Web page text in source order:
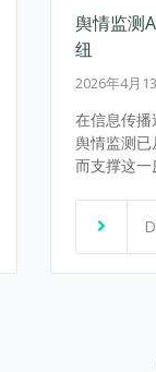
舆情监测
纽
2026年4月
在信息传播
舆情监测已
而支撑这一